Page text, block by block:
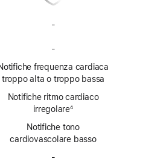
-
-
non
disponibile
frequenza cardiaca
troppo alta o troppo bassa
Notifiche ritmo cardiaco
irregolare4
Notifiche tono
cardiovascolare basso
-